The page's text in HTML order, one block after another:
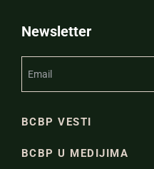
Newsletter
BCBP VESTI
BCBP U MEDIJIMA